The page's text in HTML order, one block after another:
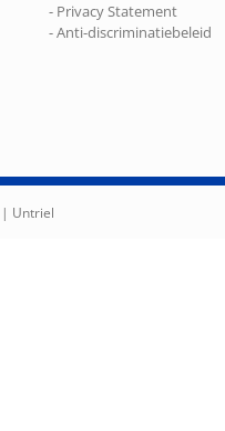
- Privacy Statement
- Anti-discriminatiebeleid
Untriel